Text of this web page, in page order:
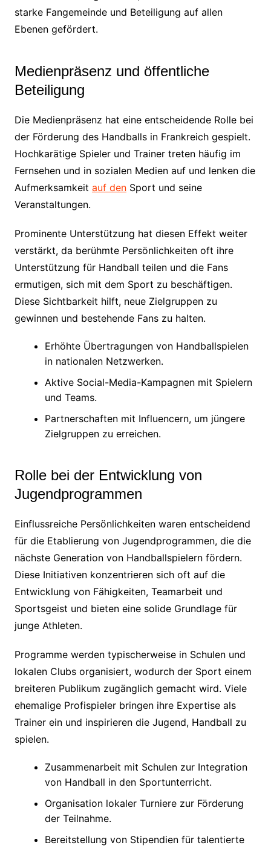
starke Fangemeinde und Beteiligung auf allen
Ebenen gefördert.
Medienpräsenz und öffentliche
Beteiligung
Die Medienpräsenz hat eine entscheidende Rolle bei
der Förderung des Handballs in Frankreich gespielt.
Hochkarätige Spieler und Trainer treten häufig im
Fernsehen und in sozialen Medien auf und lenken die
Aufmerksamkeit auf denSport und seine
Veranstaltungen.
Prominente Unterstützung hat diesen Effekt weiter
verstärkt, da berühmte Persönlichkeiten oft ihre
Unterstützung für Handball teilen und die Fans
ermutigen, sich mit dem Sport zu beschäftigen.
Diese Sichtbarkeit hilft, neue Zielgruppen zu
gewinnen und bestehende Fans zu halten.
Erhöhte Übertragungen von Handballspielen
in nationalen Netzwerken.
Aktive Social-Media-Kampagnen mit Spielern
und Teams.
Partnerschaften mit Influencern, um jüngere
Zielgruppen zu erreichen.
Rolle bei der Entwicklung von
Jugendprogrammen
Einflussreiche Persönlichkeiten waren entscheidend
für die Etablierung von Jugendprogrammen, die die
nächste Generation von Handballspielern fördern.
Diese Initiativen konzentrieren sich oft auf die
Entwicklung von Fähigkeiten, Teamarbeit und
Sportsgeist und bieten eine solide Grundlage für
junge Athleten.
Programme werden typischerweise in Schulen und
lokalen Clubs organisiert, wodurch der Sport einem
breiteren Publikum zugänglich gemacht wird. Viele
ehemalige Profispieler bringen ihre Expertise als
Trainer ein und inspirieren die Jugend, Handball zu
spielen.
Zusammenarbeit mit Schulen zur Integration
von Handball in den Sportunterricht.
Organisation lokaler Turniere zur Förderung
der Teilnahme.
Bereitstellung von Stipendien für talentierte